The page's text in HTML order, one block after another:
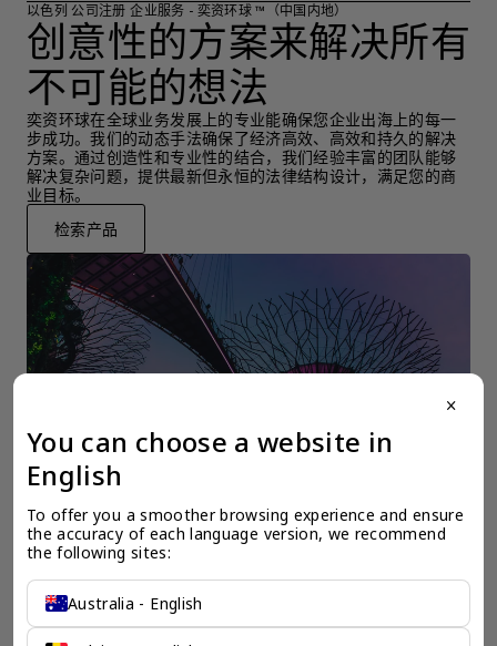
以色列 公司注册 企业服务 - 奕资环球 ™（中国内地）
创意性的方案来解决所有
不可能的想法
奕资环球在全球业务发展上的专业能确保您企业出海上的每一
步成功。我们的动态手法确保了经济高效、高效和持久的解决
方案。通过创造性和专业性的结合，我们经验丰富的团队能够
解决复杂问题，提供最新但永恒的法律结构设计，满足您的商
业目标。
检索产品
close
You can choose a website in
English
To offer you a smoother browsing experience and ensure
the accuracy of each language version, we recommend
the following sites:
Australia - English